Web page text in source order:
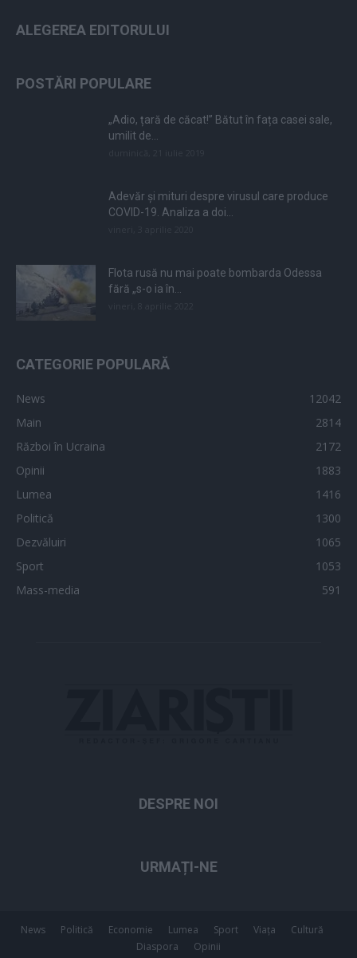
ALEGEREA EDITORULUI
POSTĂRI POPULARE
„Adio, țară de căcat!” Bătut în fața casei sale,
umilit de...
Adevăr și mituri despre virusul care produce
COVID-19. Analiza a doi...
Flota rusă nu mai poate bombarda Odessa
fără „s-o ia în...
CATEGORIE POPULARĂ
News
12042
Main
2814
Război în Ucraina
2172
Opinii
1883
Lumea
1416
Politică
1300
Dezvăluiri
1065
Sport
1053
Mass-media
591
DESPRE NOI
URMAȚI-NE
News Politică Economie Lumea Sport Viața
Cultură
Diaspora
Opinii